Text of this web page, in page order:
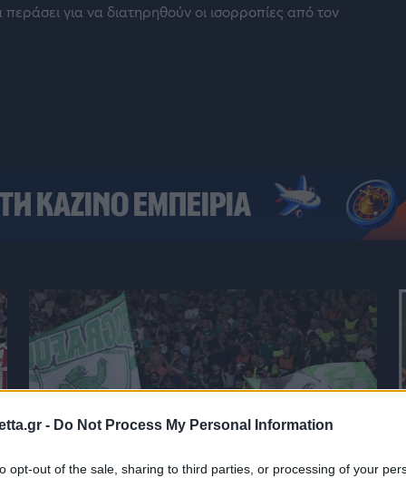
- Do Not Process My Personal Information
opt-out of the sale, sharing to third parties, or processing of your
για να διατηρηθούν οι ισορροπίες από τον